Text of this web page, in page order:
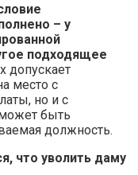
– у
подходящее
допускает
место с
но и с
быть
должность.
что уволить даму